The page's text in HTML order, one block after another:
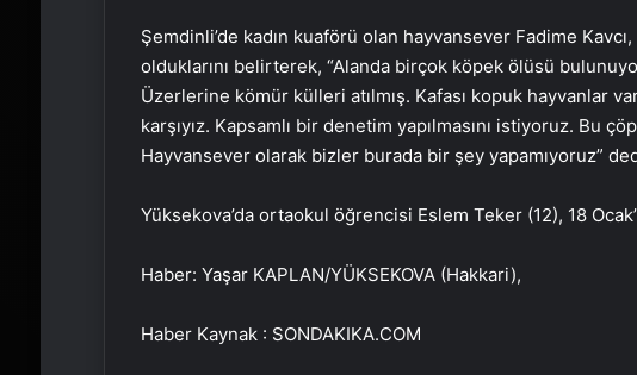
Şemdinli’de kadın kuaförü olan hayvansever Fadime
olduklarını belirterek, “Alanda birçok köpek ölüsü
Üzerlerine kömür külleri atılmış. Kafası kopuk hayvanlar
karşıyız. Kapsamlı bir denetim yapılmasını istiyoruz. Bu
Hayvansever olarak bizler burada bir şey yapamıyoruz”
Yüksekova’da ortaokul öğrencisi Eslem Teker (12), 18
Haber: Yaşar KAPLAN/YÜKSEKOVA (Hakkari),
Haber Kaynak : SONDAKIKA.COM